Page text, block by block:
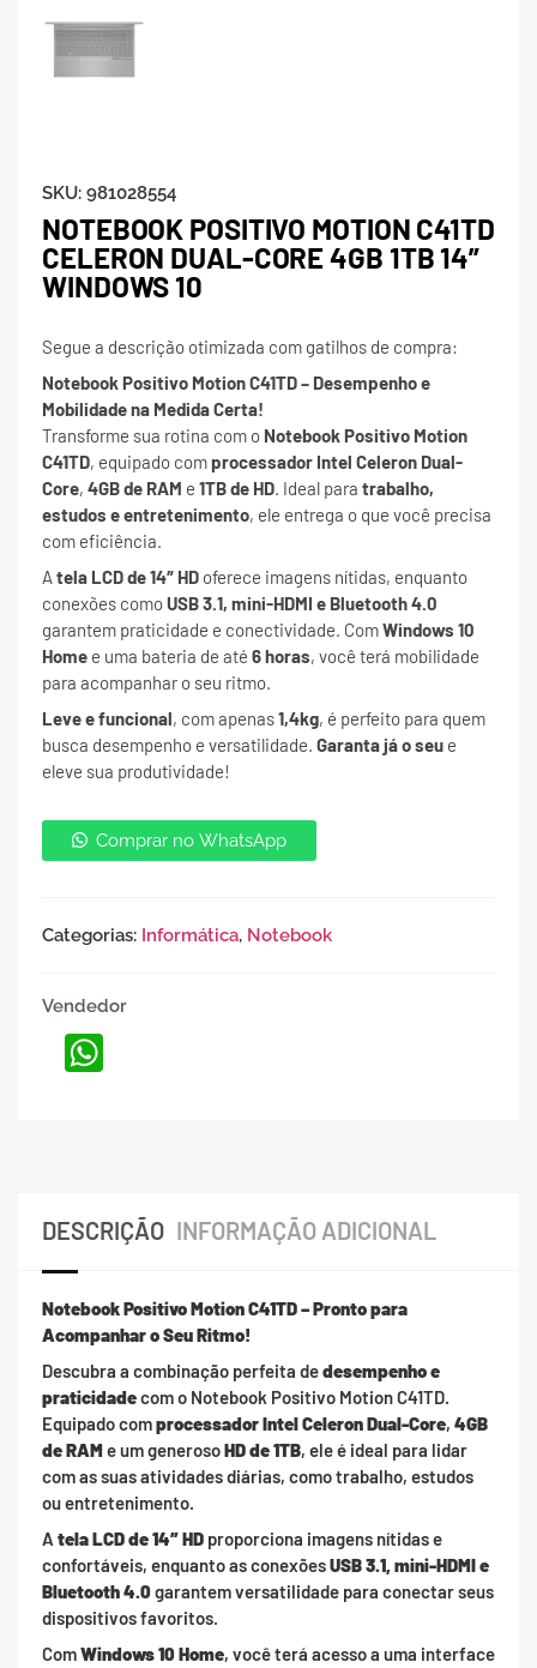
SKU: 981028554
NOTEBOOK POSITIVO MOTION C41TD
CELERON DUAL-CORE 4GB 1TB 14”
WINDOWS 10
Segue a descrição otimizada com gatilhos de compra:
Notebook Positivo Motion C41TD – Desempenho e
Mobilidade na Medida Certa!
Transforme sua rotina com o Notebook Positivo Motion
C41TD, equipado comprocessador Intel Celeron Dual-
Core, 4GB de RAM e 1TB de HD. Ideal para trabalho,
estudos e entretenimento, ele entrega o que você precisa
com eficiência.
Atela LCD de 14″ HD oferece imagens nítidas, enquanto
conexões comoUSB 3.1, mini-HDMI e Bluetooth 4.0
garantem praticidade e conectividade. ComWindows 10
Home e uma bateria de até 6 horas, você terá mobilidade
para acompanhar o seu ritmo.
Leve e funcional, com apenas1,4kg, é perfeito para quem
busca desempenho e versatilidade. Garanta já o seu e
eleve sua produtividade!
Comprar no WhatsApp
Categorias: Informática, Notebook
Vendedor
DESCRIÇÃO INFORMAÇÃO ADICIONAL
Notebook Positivo Motion C41TD – Pronto para
Acompanhar o Seu Ritmo!
Descubra a combinação perfeita dedesempenho e
praticidadecom o Notebook Positivo Motion C41TD.
Equipado comprocessador Intel Celeron Dual-Core, 4GB
de RAMe um generosoHD de 1TB, ele é ideal para lidar
com as suas atividades diárias, como trabalho, estudos
ou entretenimento.
A tela LCD de 14″ HD proporciona imagens nítidas e
confortáveis, enquanto as conexõesUSB 3.1, mini-HDMI e
Bluetooth 4.0garantem versatilidade para conectar seus
dispositivos favoritos.
ComWindows 10 Home, você terá acesso a uma interface